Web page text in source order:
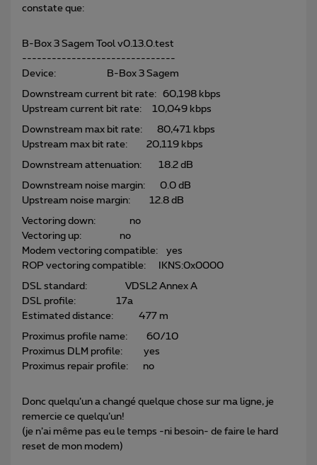
constate que:
B-Box 3 Sagem Tool v0.13.0.test
-------------------------------
Device: B-Box 3 Sagem
Downstream current bit rate: 60,198 kbps
Upstream current bit rate: 10,049 kbps
Downstream max bit rate: 80,471 kbps
Upstream max bit rate: 20,119 kbps
Downstream attenuation: 18.2 dB
Downstream noise margin: 0.0 dB
Upstream noise margin: 12.8 dB
Vectoring down: no
Vectoring up: no
Modem vectoring compatible: yes
ROP vectoring compatible: IKNS:0x0000
DSL standard: VDSL2 Annex A
DSL profile: 17a
Estimated distance: 477 m
Proximus profile name: 60/10
Proximus DLM profile: yes
Proximus repair profile: no
Donc quelqu’un a changé quelque chose sur ma ligne, je
remercie ce quelqu’un!
(je n’ai même pas eu le temps -ni besoin- de faire le hard
reset de mon modem)